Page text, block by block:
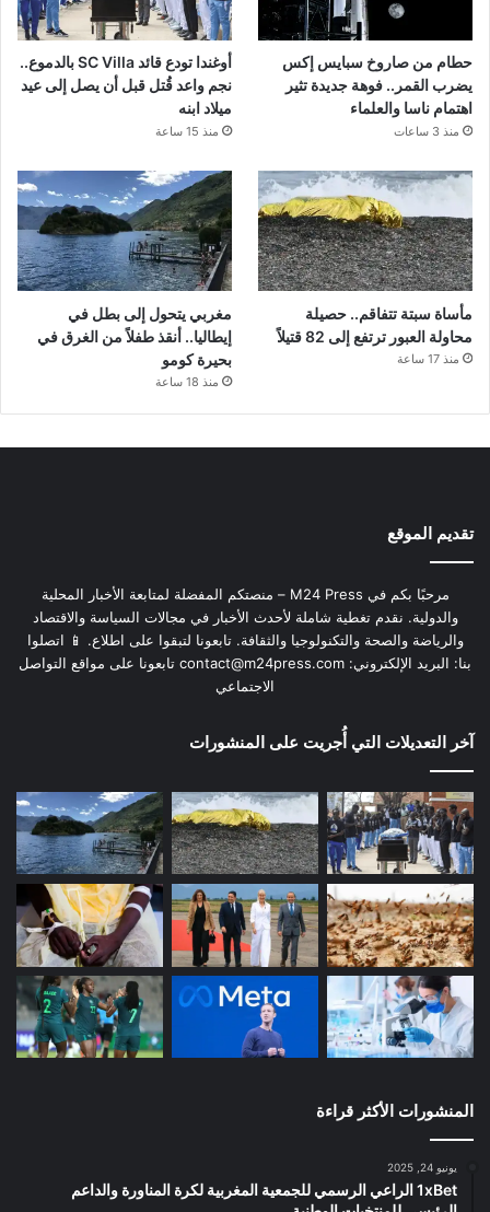
حطام من صاروخ سبايس إكس
يضرب القمر.. فوهة جديدة تثير
اهتمام ناسا والعلماء
منذ 3 ساعات
أوغندا تودع قائد SC Villa بالدموع..
نجم واعد قُتل قبل أن يصل إلى عيد
ميلاد ابنه
منذ 15 ساعة
مأساة سبتة تتفاقم.. حصيلة
محاولة العبور ترتفع إلى 82 قتيلاً
منذ 17 ساعة
مغربي يتحول إلى بطل في
إيطاليا.. أنقذ طفلاً من الغرق في
بحيرة كومو
منذ 18 ساعة
تقديم الموقع
مرحبًا بكم في M24 Press – منصتكم المفضلة لمتابعة الأخبار المحلية
والدولية. نقدم تغطية شاملة لأحدث الأخبار في مجالات السياسة والاقتصاد
والرياضة والصحة والتكنولوجيا والثقافة. تابعونا لتبقوا على اطلاع. 📱 اتصلوا
بنا: البريد الإلكتروني: contact@m24press.com تابعونا على مواقع التواصل
الاجتماعي
آخر التعديلات التي أُجريت على المنشورات
المنشورات الأكثر قراءة
يونيو 24, 2025
1xBet الراعي الرسمي للجمعية المغربية لكرة المناورة والداعم